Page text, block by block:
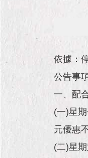
依據：
公告事
一、配
(一)星
元優惠
(二)星